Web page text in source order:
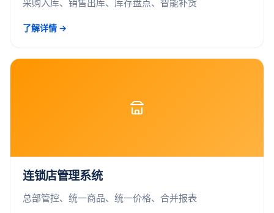
采购入库、销售出库、库存盘点、智能补货
了解详情 →
连锁店管理系统
总部管控、统一商品、统一价格、合并报表